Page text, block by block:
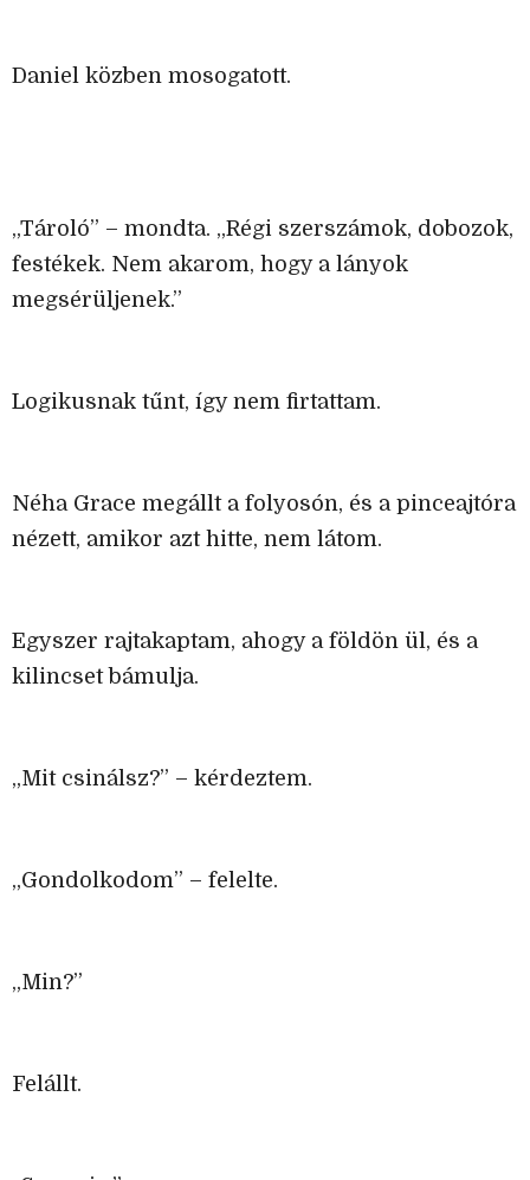
Daniel közben mosogatott.
„Tároló” – mondta. „Régi szerszámok, dobozok,
festékek. Nem akarom, hogy a lányok
megsérüljenek.”
Logikusnak tűnt, így nem firtattam.
Néha Grace megállt a folyosón, és a pinceajtóra
nézett, amikor azt hitte, nem látom.
Egyszer rajtakaptam, ahogy a földön ül, és a
kilincset bámulja.
„Mit csinálsz?” – kérdeztem.
„Gondolkodom” – felelte.
„Min?”
Felállt.